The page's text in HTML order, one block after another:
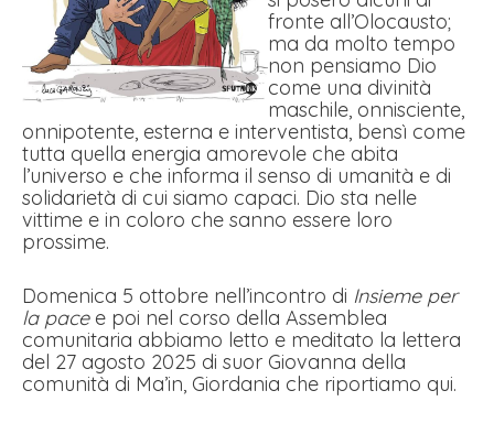
fronte all’Olocausto;
ma da molto tempo
non pensiamo Dio
come una divinità
maschile, onnisciente,
onnipotente, esterna e interventista, bensì come
tutta quella energia amorevole che abita
l’universo e che informa il senso di umanità e di
solidarietà di cui siamo capaci. Dio sta nelle
vittime e in coloro che sanno essere loro
prossime.
Domenica 5 ottobre nell’incontro di Insieme per
la pacee poi nel corso della Assemblea
comunitaria abbiamo letto e meditato la lettera
del 27 agosto 2025 di suor Giovanna della
comunità di Ma’in, Giordania che riportiamo qui.